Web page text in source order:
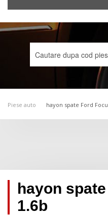
Piese auto hayon spate Ford
hayon
1.6b